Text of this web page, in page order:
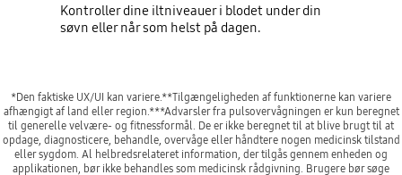
Kontroller dine iltniveauer i blodet under din
søvn eller når som helst på dagen.
*Den faktiske UX/UI kan variere.**Tilgængeligheden af funktionerne kan variere
afhængigt af land eller region.***Advarsler fra pulsovervågningen er kun beregnet
til generelle velvære- og fitnessformål. De er ikke beregnet til at blive brugt til at
opdage, diagnosticere, behandle, overvåge eller håndtere nogen medicinsk tilstand
eller sygdom. Al helbredsrelateret information, der tilgås gennem enheden og
applikationen, bør ikke behandles som medicinsk rådgivning. Brugere bør søge